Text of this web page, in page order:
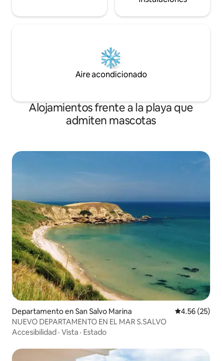
Aire acondicionado
Alojamientos frente a la playa que
admiten mascotas
Departamento en San Salvo Marina Calificación
4.56 (25)
NUEVO DEPARTAMENTO EN EL MAR S.SALVO
Accesibilidad · Vista · Estado